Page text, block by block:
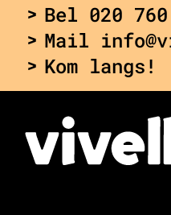
Bel 020
Mail
Kom langs!